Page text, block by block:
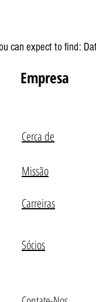
can expect to find:
Empresa
Cerca de
Missão
Carreiras
Sócios